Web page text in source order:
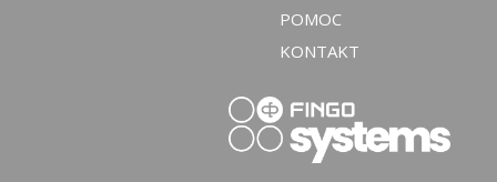
POMOC
KONTAKT